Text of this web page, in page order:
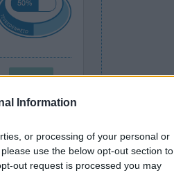
Information
or processing of your personal or
use the below opt-out section to
out request is processed you may